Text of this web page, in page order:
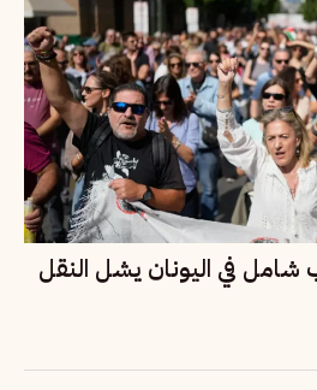
شامل في اليونان يشل النقل